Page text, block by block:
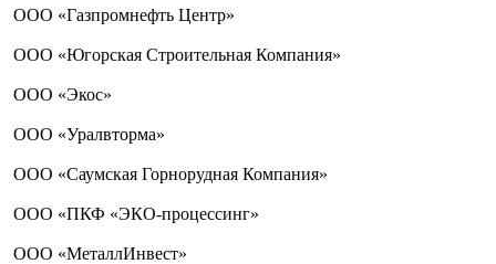
ООО «Газпромнефть Центр»
ООО «Югорская Строительная Компания»
ООО «Экос»
ООО «Уралвторма»
ООО «Саумская Горнорудная Компания»
ООО «ПКФ «ЭКО-процессинг»
ООО «МеталлИнвест»